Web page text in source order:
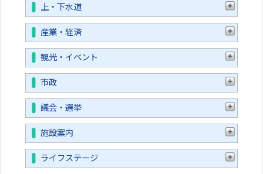
上・下水道
産業・経済
観光・イベント
市政
議会・選挙
施設案内
ライフステージ